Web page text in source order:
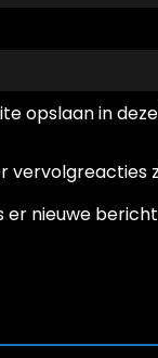
opslaan in
vervolgreacties
nieuwe